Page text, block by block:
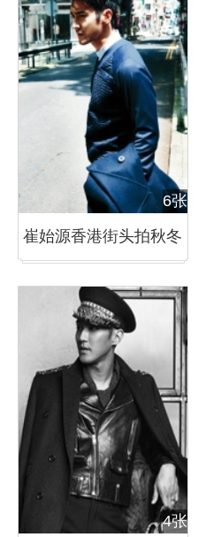
6张
崔始源香港街头拍秋冬
4张